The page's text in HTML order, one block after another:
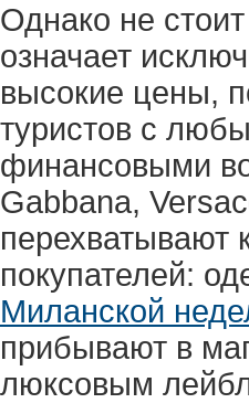
Однако не
означает
высокие цены,
туристов с
финансовыми
Gabbana,
перехватывают
покупателей:
Миланской
прибывают в
люксовым